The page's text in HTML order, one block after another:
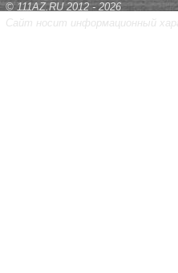
© 111AZ.RU 2012 - 2026
Сайт носит информационный